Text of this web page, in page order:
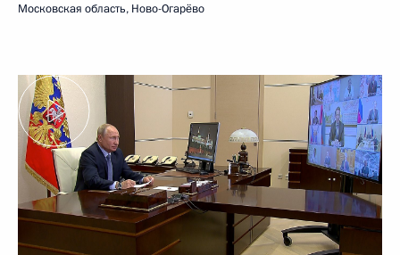
Московская область, Ново-Огарёво